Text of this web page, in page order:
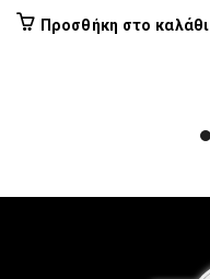
Προσθήκη στο καλάθι